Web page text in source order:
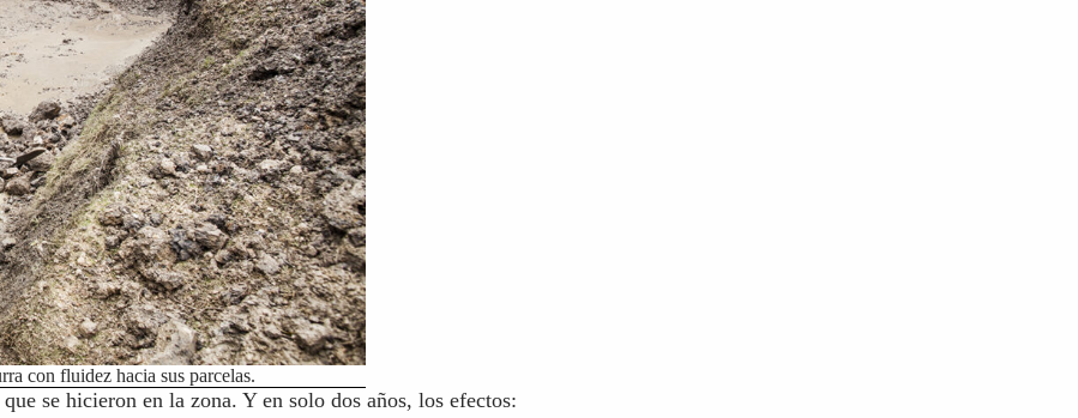
con fluidez hacia sus parcelas.
se hicieron en la zona. Y en solo dos años, los efectos: